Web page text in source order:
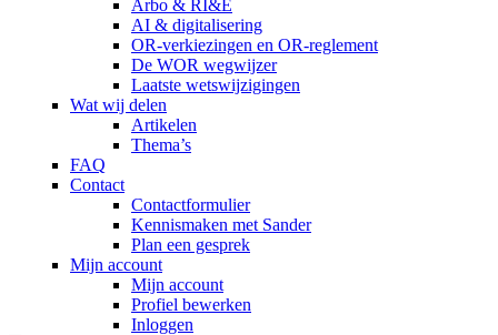
Arbo & RI&E
AI & digitalisering
OR-verkiezingen en OR-reglement
De WOR wegwijzer
Laatste wetswijzigingen
Wat wij delen
Artikelen
Thema’s
FAQ
Contact
Contactformulier
Kennismaken met Sander
Plan een gesprek
Mijn account
Mijn account
Profiel bewerken
Inloggen